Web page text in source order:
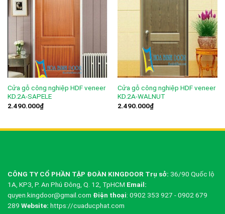
Cửa gỗ công nghiệp HDF veneer
KD.2A-SAPELE
2.490.000₫
Cửa gỗ công nghiệp HDF veneer
KD.2A-WALNUT
2.490.000₫
CÔNG TY CỔ PHẦN TẬP ĐOÀN KINGDOOR Trụ sở: 36/90 Quốc lộ
1A, KP3, P. An Phú Đông, Q. 12, TpHCM Email:
quyen.kingdoor@gmail.com Điện thoại: 0902 353 927 - 0902 679
289 Website: https://cuaducphat.com